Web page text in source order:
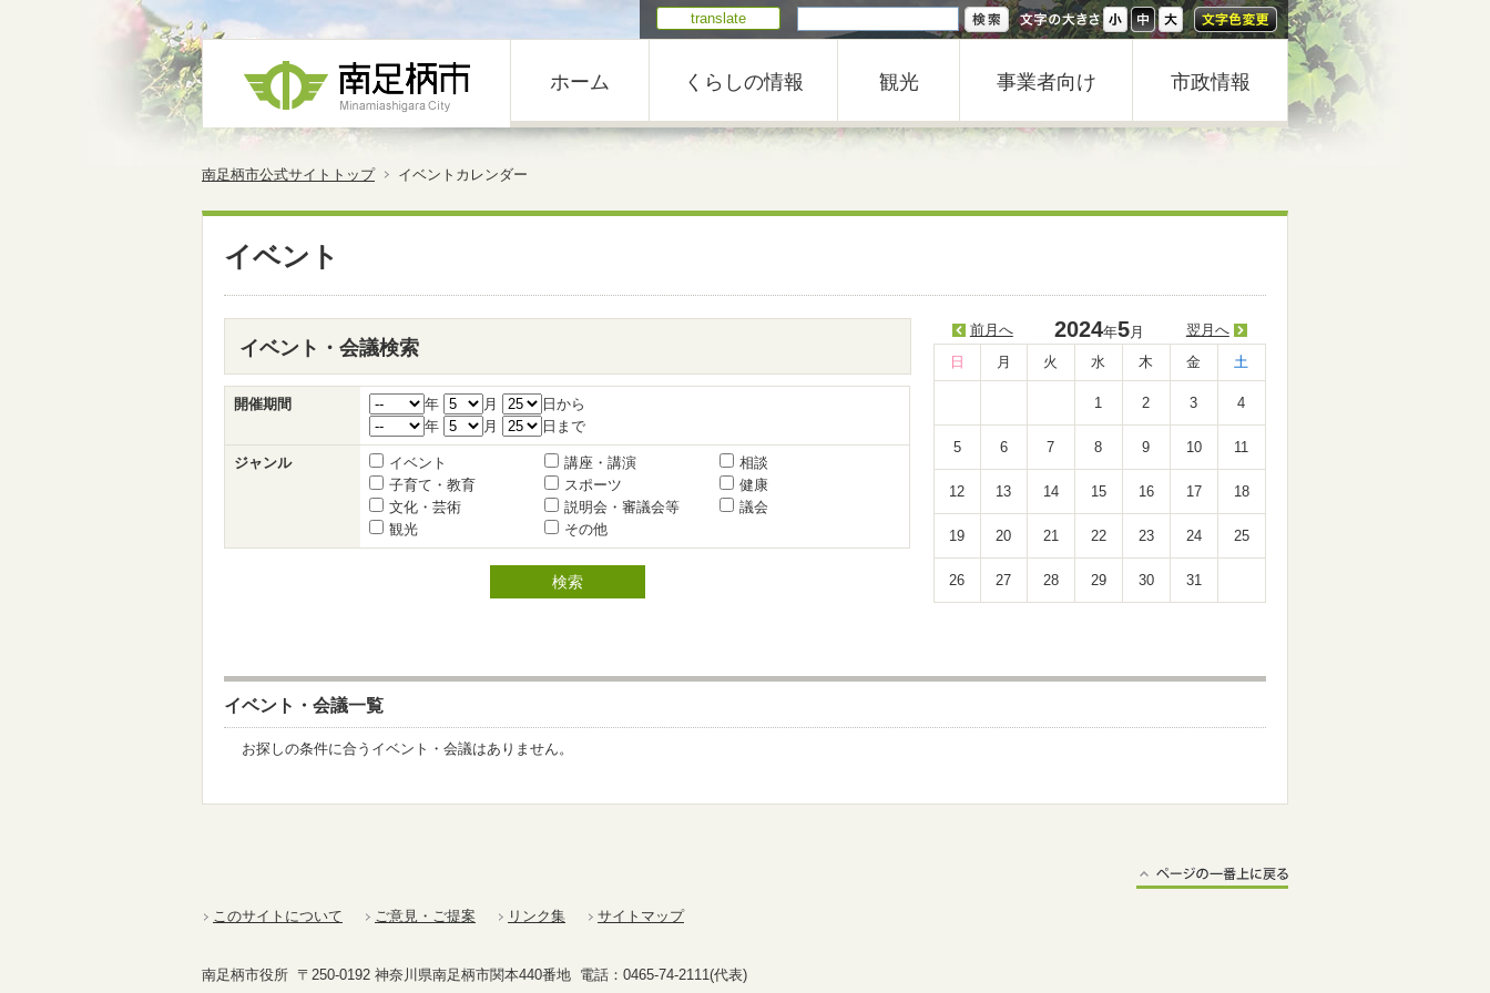
translate
ホーム くらしの情報 観光 事業者向け 市政情報
南足柄市公式サイトトップ イベントカレンダー
イベント
イベント・会議検索
開催期間 年 月
日から
年
月 日まで
ジャンル イベント 講座・講演
相談
子育て・教育
スポーツ
健康
文化・芸術
説明会・審議会等
議会
観光
その他
前月へ 2024年5月
翌月へ
日
月 火 水 木 金 土
1 2 3 4
5 6 7 8 9 10 11
12 13 14 15 16 17 18
19 20 21 22 23 24 25
26 27 28 29 30 31
イベント・会議一覧
お探しの条件に合うイベント・会議はありません。
このサイトについて ご意見・ご提案 リンク集 サイトマップ
南足柄市役所 〒250-0192 神奈川県南足柄市関本440番地 電話：0465-74-2111(代表)